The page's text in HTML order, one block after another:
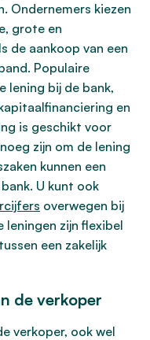
Ondernemers kiezen
grote en
de aankoop van een
Populaire
lening bij de bank,
en
is geschikt voor
zijn om de lening
kunnen een
U kunt ook
overwegen bij
leningen zijn flexibel
een zakelijk
de verkoper
verkoper, ook wel